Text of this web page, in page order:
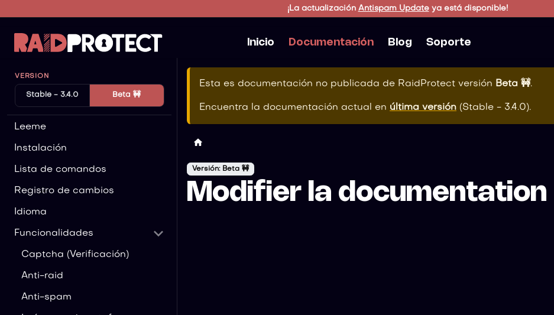
¡La actualización Antispam Updateya está disponible!
Inicio Documentación Blog Soporte
VERSION
Stable - 3.4.0 Beta 🚧
Leeme
Instalación
Lista de comandos
Registro de cambios
Idioma
Funcionalidades
Captcha (Verificación)
Anti-raid
Anti-spam
Esta es documentación no publicada de RaidProtect versión Beta 🚧.
Encuentra la documentación actual en última versión (Stable - 3.4.0).
Versión: Beta 🚧
Modifier la documentation